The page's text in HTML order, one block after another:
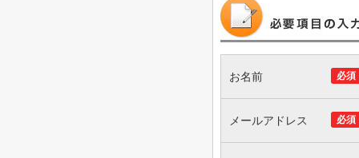
必須
お名前
必須
メールアドレス